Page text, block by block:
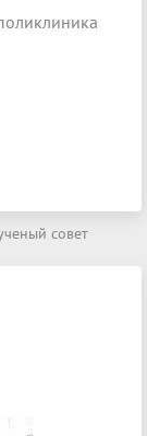
совет